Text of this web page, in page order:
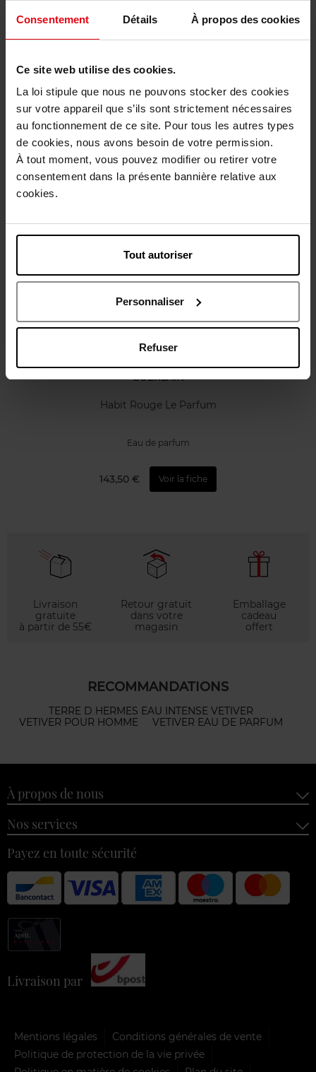
Consentement Détails À propos des cookies
Ce site web utilise des cookies.
La loi stipule que nous ne pouvons stocker des cookies
sur votre appareil que s’ils sont strictement nécessaires
au fonctionnement de ce site. Pour tous les autres types
de cookies, nous avons besoin de votre permission.
À tout moment, vous pouvez modifier ou retirer votre
consentement dans la présente bannière relative aux
cookies.
Tout autoriser
Personnaliser
Refuser
Emballage cadeau offert
Description
Caractéristiques
Avis client
GUERLAIN
Habit Rouge Le Parfum
Eau de parfum
143,50 € Voir la fiche
Livraison
gratuite
à partir de 55€
Retour gratuit
dans votre
magasin
Emballage
cadeau
offert
RECOMMANDATIONS
TERRE D HERMES EAU INTENSE VETIVER
VETIVER POUR HOMME
VETIVER EAU DE PARFUM
À propos de nous
Nos services
Payez en toute sécurité
Livraison par
Mentions légales
Conditions générales de vente
Politique de protection de la vie privée